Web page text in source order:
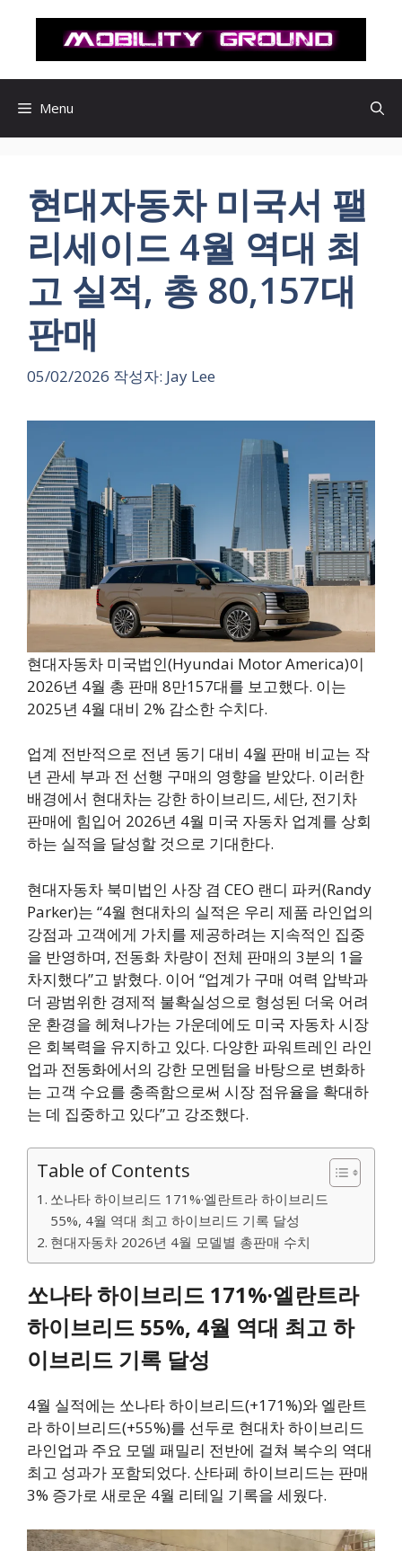
로
Menu
현대자동차 미국서 팰
리세이드 4월 역대 최
고 실적, 총 80,157대
판매
05/02/2026 작성자: Jay Lee
현대자동차 미국법인(Hyundai Motor America)이
2026년 4월 총 판매 8만157대를 보고했다. 이는
2025년 4월 대비 2% 감소한 수치다.
업계 전반적으로 전년 동기 대비 4월 판매 비교는 작
년 관세 부과 전 선행 구매의 영향을 받았다. 이러한
배경에서 현대차는 강한 하이브리드, 세단, 전기차
판매에 힘입어 2026년 4월 미국 자동차 업계를 상회
하는 실적을 달성할 것으로 기대한다.
현대자동차 북미법인 사장 겸 CEO 랜디 파커(Randy
Parker)는 “4월 현대차의 실적은 우리 제품 라인업의
강점과 고객에게 가치를 제공하려는 지속적인 집중
을 반영하며, 전동화 차량이 전체 판매의 3분의 1을
차지했다”고 밝혔다. 이어 “업계가 구매 여력 압박과
더 광범위한 경제적 불확실성으로 형성된 더욱 어려
운 환경을 헤쳐나가는 가운데에도 미국 자동차 시장
은 회복력을 유지하고 있다. 다양한 파워트레인 라인
업과 전동화에서의 강한 모멘텀을 바탕으로 변화하
는 고객 수요를 충족함으로써 시장 점유율을 확대하
는 데 집중하고 있다”고 강조했다.
Table of Contents
쏘나타 하이브리드 171%·엘란트라 하이브리드
55%, 4월 역대 최고 하이브리드 기록 달성
현대자동차 2026년 4월 모델별 총판매 수치
쏘나타 하이브리드 171%·엘란트라
하이브리드 55%, 4월 역대 최고 하
이브리드 기록 달성
4월 실적에는 쏘나타 하이브리드(+171%)와 엘란트
라 하이브리드(+55%)를 선두로 현대차 하이브리드
라인업과 주요 모델 패밀리 전반에 걸쳐 복수의 역대
최고 성과가 포함되었다. 산타페 하이브리드는 판매
3% 증가로 새로운 4월 리테일 기록을 세웠다.